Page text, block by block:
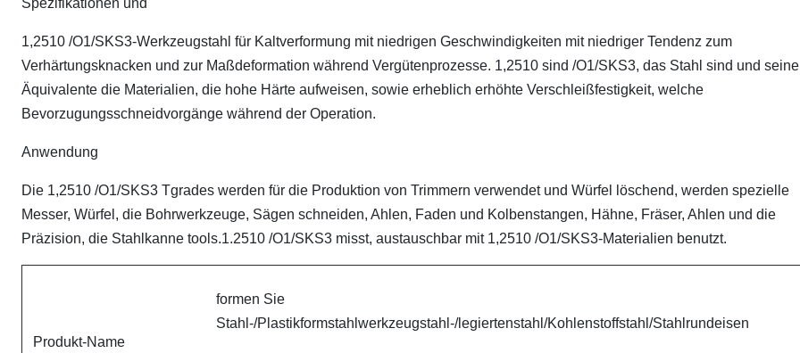
Spezifikationen und
1,2510 /O1/SKS3-Werkzeugstahl für Kaltverformung mit niedrigen Geschwindigkeiten mit niedriger Tendenz zum
Verhärtungsknacken und zur Maßdeformation während Vergütenprozesse. 1,2510 sind /O1/SKS3, das Stahl sind und seine
Äquivalente die Materialien, die hohe Härte aufweisen, sowie erheblich erhöhte Verschleißfestigkeit, welche
Bevorzugungsschneidvorgänge während der Operation.
Anwendung
Die 1,2510 /O1/SKS3 Tgrades werden für die Produktion von Trimmern verwendet und Würfel löschend, werden spezielle
Messer, Würfel, die Bohrwerkzeuge, Sägen schneiden, Ahlen, Faden und Kolbenstangen, Hähne, Fräser, Ahlen und die
Präzision, die Stahlkanne tools.1.2510 /O1/SKS3 misst, austauschbar mit 1,2510 /O1/SKS3-Materialien benutzt.
Produkt-Name
formen Sie
Stahl-/Plastikformstahlwerkzeugstahl-/legiertenstahl/Kohlenstoffstahl/Stahlrundeisen